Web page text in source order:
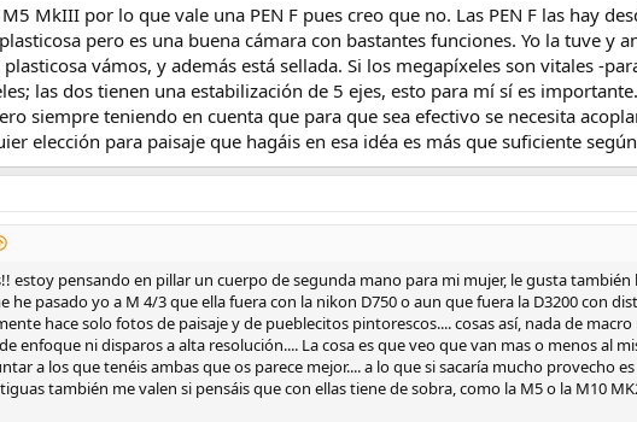
MkIII por lo que vale una PEN F pues creo que no. Las PEN F las hay
pero es una buena cámara con bastantes funciones. Yo la tuve y
vámos, y además está sellada. Si los megapíxeles son vitales -
las dos tienen una estabilización de 5 ejes, esto para mí sí es
siempre teniendo en cuenta que para que sea efectivo se necesita
elección para paisaje que hagáis en esa idéa es más que suficiente
estoy pensando en pillar un cuerpo de segunda mano para mi mujer, le gusta
he pasado yo a M 4/3 que ella fuera con la nikon D750 o aun que fuera la D3200 con
hace solo fotos de paisaje y de pueblecitos pintorescos.... cosas así, nada de
enfoque ni disparos a alta resolución.... La cosa es que veo que van mas o menos al
a los que tenéis ambas que os parece mejor.... a lo que si sacaría mucho provecho
también me valen si pensáis que con ellas tiene de sobra, como la M5 o la M10